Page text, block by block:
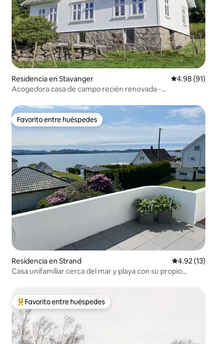
Residencia en Stavanger Calificación
4.98 (91)
Acogedora casa de campo recién renovada -
Favorito entre huéspedes
Favorito entre huéspedes
Residencia en Strand Calificación
4.92 (13)
Casa unifamiliar cerca del mar y playa con su propio
De los mejores en Favorito entre huéspedes
Favorito entre huéspedes